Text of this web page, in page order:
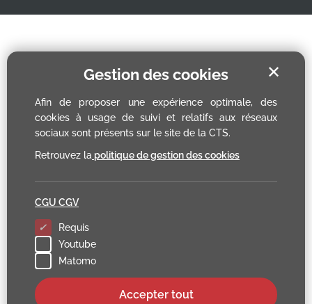
Gestion des cookies
Afin de proposer une expérience optimale, des
cookies à usage de suivi et relatifs aux réseaux
sociaux sont présents sur le site de la CTS.
Retrouvez la politique de gestion des cookies
Requis
Youtube
Matomo
Accepter tout
✕
CGU CGV